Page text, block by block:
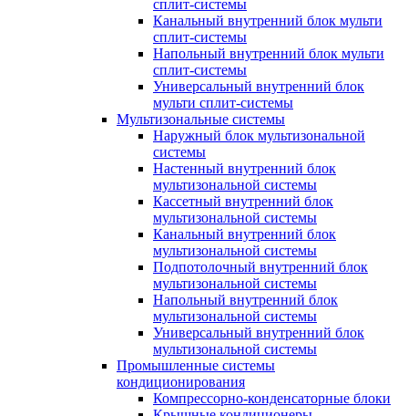
сплит-системы
Канальный внутренний блок мульти
сплит-системы
Напольный внутренний блок мульти
сплит-системы
Универсальный внутренний блок
мульти сплит-системы
Мультизональные системы
Наружный блок мультизональной
системы
Настенный внутренний блок
мультизональной системы
Кассетный внутренний блок
мультизональной системы
Канальный внутренний блок
мультизональной системы
Подпотолочный внутренний блок
мультизональной системы
Напольный внутренний блок
мультизональной системы
Универсальный внутренний блок
мультизональной системы
Промышленные системы
кондиционирования
Компрессорно-конденсаторные блоки